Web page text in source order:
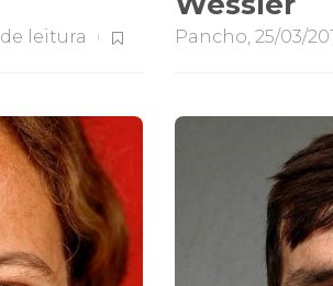
de leitura Pancho 25/03/